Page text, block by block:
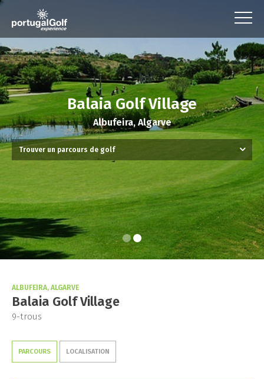
Balaia Golf Village
Albufeira, Algarve
ALBUFEIRA, ALGARVE
Balaia Golf Village
9-trous
PARCOURS LOCALISATION